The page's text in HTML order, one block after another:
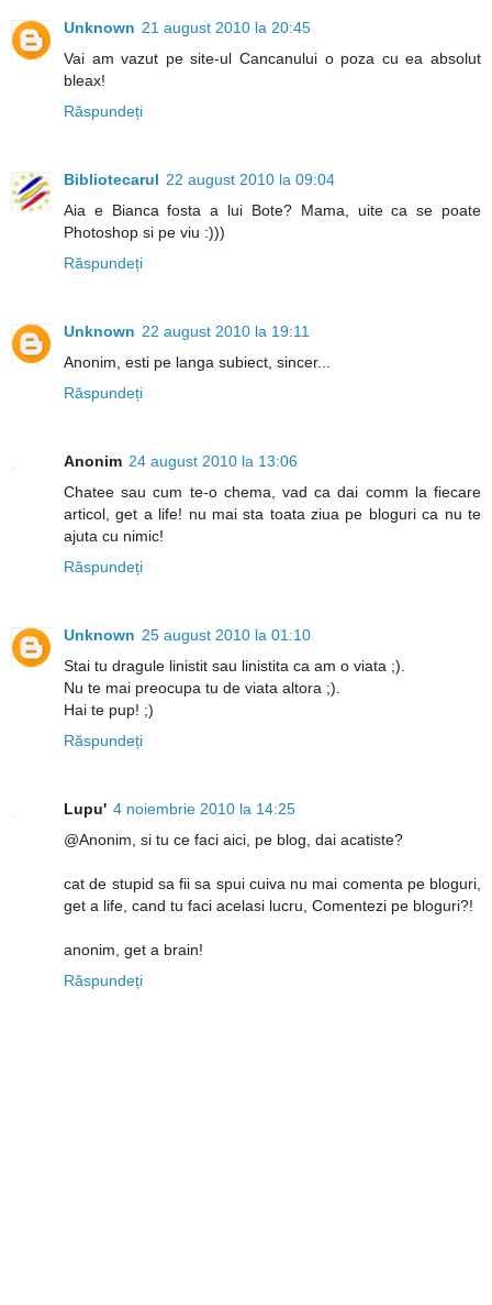
Unknown 21 august 2010 la 20:45
Vai am vazut pe site-ul Cancanului o poza cu ea absolut
bleax!
Răspundeți
Bibliotecarul 22 august 2010 la 09:04
Aia e Bianca fosta a lui Bote? Mama, uite ca se poate
Photoshop si pe viu :)))
Răspundeți
Unknown 22 august 2010 la 19:11
Anonim, esti pe langa subiect, sincer...
Răspundeți
Anonim 24 august 2010 la 13:06
Chatee sau cum te-o chema, vad ca dai comm la fiecare
articol, get a life! nu mai sta toata ziua pe bloguri ca nu te
ajuta cu nimic!
Răspundeți
Unknown 25 august 2010 la 01:10
Stai tu dragule linistit sau linistita ca am o viata ;).
Nu te mai preocupa tu de viata altora ;).
Hai te pup! ;)
Răspundeți
Lupu' 4 noiembrie 2010 la 14:25
@Anonim, si tu ce faci aici, pe blog, dai acatiste?
cat de stupid sa fii sa spui cuiva nu mai comenta pe bloguri,
get a life, cand tu faci acelasi lucru, Comentezi pe bloguri?!
anonim, get a brain!
Răspundeți